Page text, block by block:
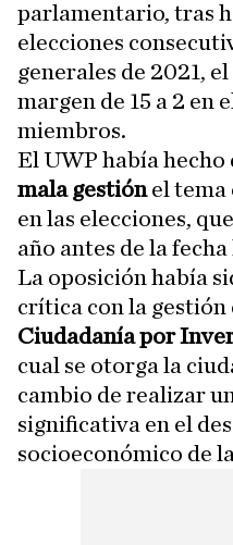
parlamentario, tras
elecciones
generales de 2021,
margen de 15 a 2 en
miembros.
El UWP había hecho
mala gestiónel tema
en las elecciones,
año antes de la
La oposición había
crítica con la gestión
Ciudadanía por
cual se otorga la
cambio de realizar
significativa en el
socioeconómico de